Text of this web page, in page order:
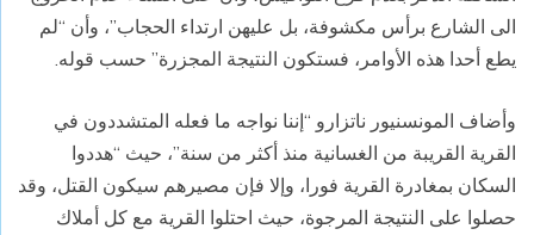
الى الشارع برأس مكشوفة، بل عليهن ارتداء الحجاب”، وأن “لم
يطع أحدا هذه الأوامر، فستكون النتيجة المجزرة” حسب قوله.
وأضاف المونسنيور ناتزارو “إننا نواجه ما فعله المتشددون في
القرية القريبة من الغسانية منذ أكثر من سنة”، حيث “هددوا
السكان بمغادرة القرية فورا، وإلا فإن مصيرهم سيكون القتل، وقد
حصلوا على النتيجة المرجوة، حيث احتلوا القرية مع كل أملاك